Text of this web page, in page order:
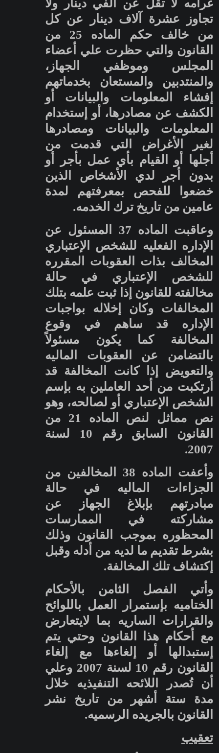
غرامه لا تقل عن ألفي دينار ولا
تجاوز عشرة آلاف دينار عن كل
من خالف حكم الماده 25 من
القانون والتي حظرت علي أعضاء
المجلس وموظفي الجهاز،
والمنتدبين والمستعان بخدماتهم
إفشاء المعلومات والبيانات أو
الكشف عن مصادرها، أو إستخدام
المعلومات والبيانات ومصادرها
لغير الأغراض التي قدمت من
أجلها أو القيام بأي عمل بأجر أو
بدون أجر لدي الأشخاص الذين
خضعوا للفحص بمعرفتهم لمدة
عامين من تاريخ ترك الخدمه.
وعاقبت الماده 37 المسئول عن
الإداره الفعليه للشخص الإعتباري
المخالف بذات العقوبات المقرره
للشخص الإعتباري في حالة
مخالفته للقانون إذا ثبت علمه بتلك
المخالفات وكان إخلاله بواجبات
الإداره قد ساهم في وقوع
المخالفة كما يكون مسئولاً
بالتضامن عن العقوبات الماليه
والتعويض إذا كانت المخالفة قد
أرتكبت من أحد العاملين به بإسم
الشخص الإعتباري أو لصالحه، وهو
نص مماثل لنص الماده 21 من
القانون السابق رقم 10 لسنة
2007.
وأعفت الماده 38 المخالفين من
الجزاءات الماليه في حالة
مبادرتهم بإبلاغ الجهاز عن
مشاركته في الممارسات
المحظوره بموجب القانون وذلك
بشرط تقديم ما لديه من أدله وقبل
إكتشاف تلك المخالفة.
وأتي الفصل الثامن بالأحكام
الختاميه بإستمرار العمل باللوائح
والقرارات الساريه بما لايتعارض
مع أحكام هذا القانون وحتي يتم
إستبدالها أو إلغاءها مع إلغاء
القانون رقم 10 لسنة 2007
وعلي
أن تُصدر اللائحه التنفيذيه خلال
مدة ستة أشهر من تاريخ نشر
القانون بالجريده الرسميه.
تعقيب